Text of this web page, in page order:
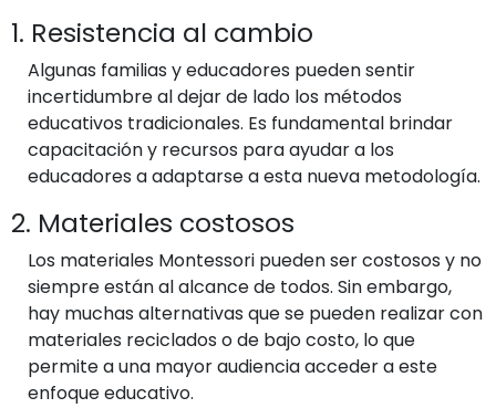
1. Resistencia al cambio
Algunas familias y educadores pueden sentir
incertidumbre al dejar de lado los métodos
educativos tradicionales. Es fundamental brindar
capacitación y recursos para ayudar a los
educadores a adaptarse a esta nueva metodología.
2. Materiales costosos
Los materiales Montessori pueden ser costosos y no
siempre están al alcance de todos. Sin embargo,
hay muchas alternativas que se pueden realizar con
materiales reciclados o de bajo costo, lo que
permite a una mayor audiencia acceder a este
enfoque educativo.